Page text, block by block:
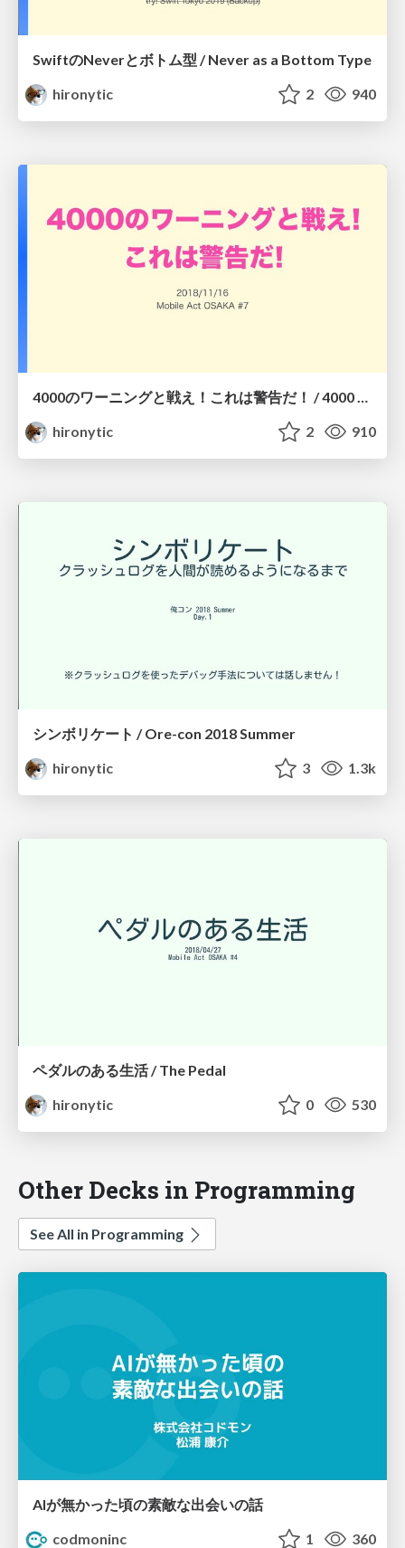
SwiftのNeverとボトム型 / Never as a Bottom Type
hironytic
2 940
hironytic
2 910
シンボリケート / Ore-con 2018 Summer
hironytic
3 1.3k
ペダルのある生活 / The Pedal
hironytic
0 530
Other Decks in Programming
See All in Programming
AIが無かった頃の素敵な出会いの話
codmoninc
1 360